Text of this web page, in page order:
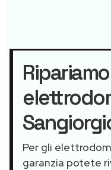
Per gli
garanzia potete